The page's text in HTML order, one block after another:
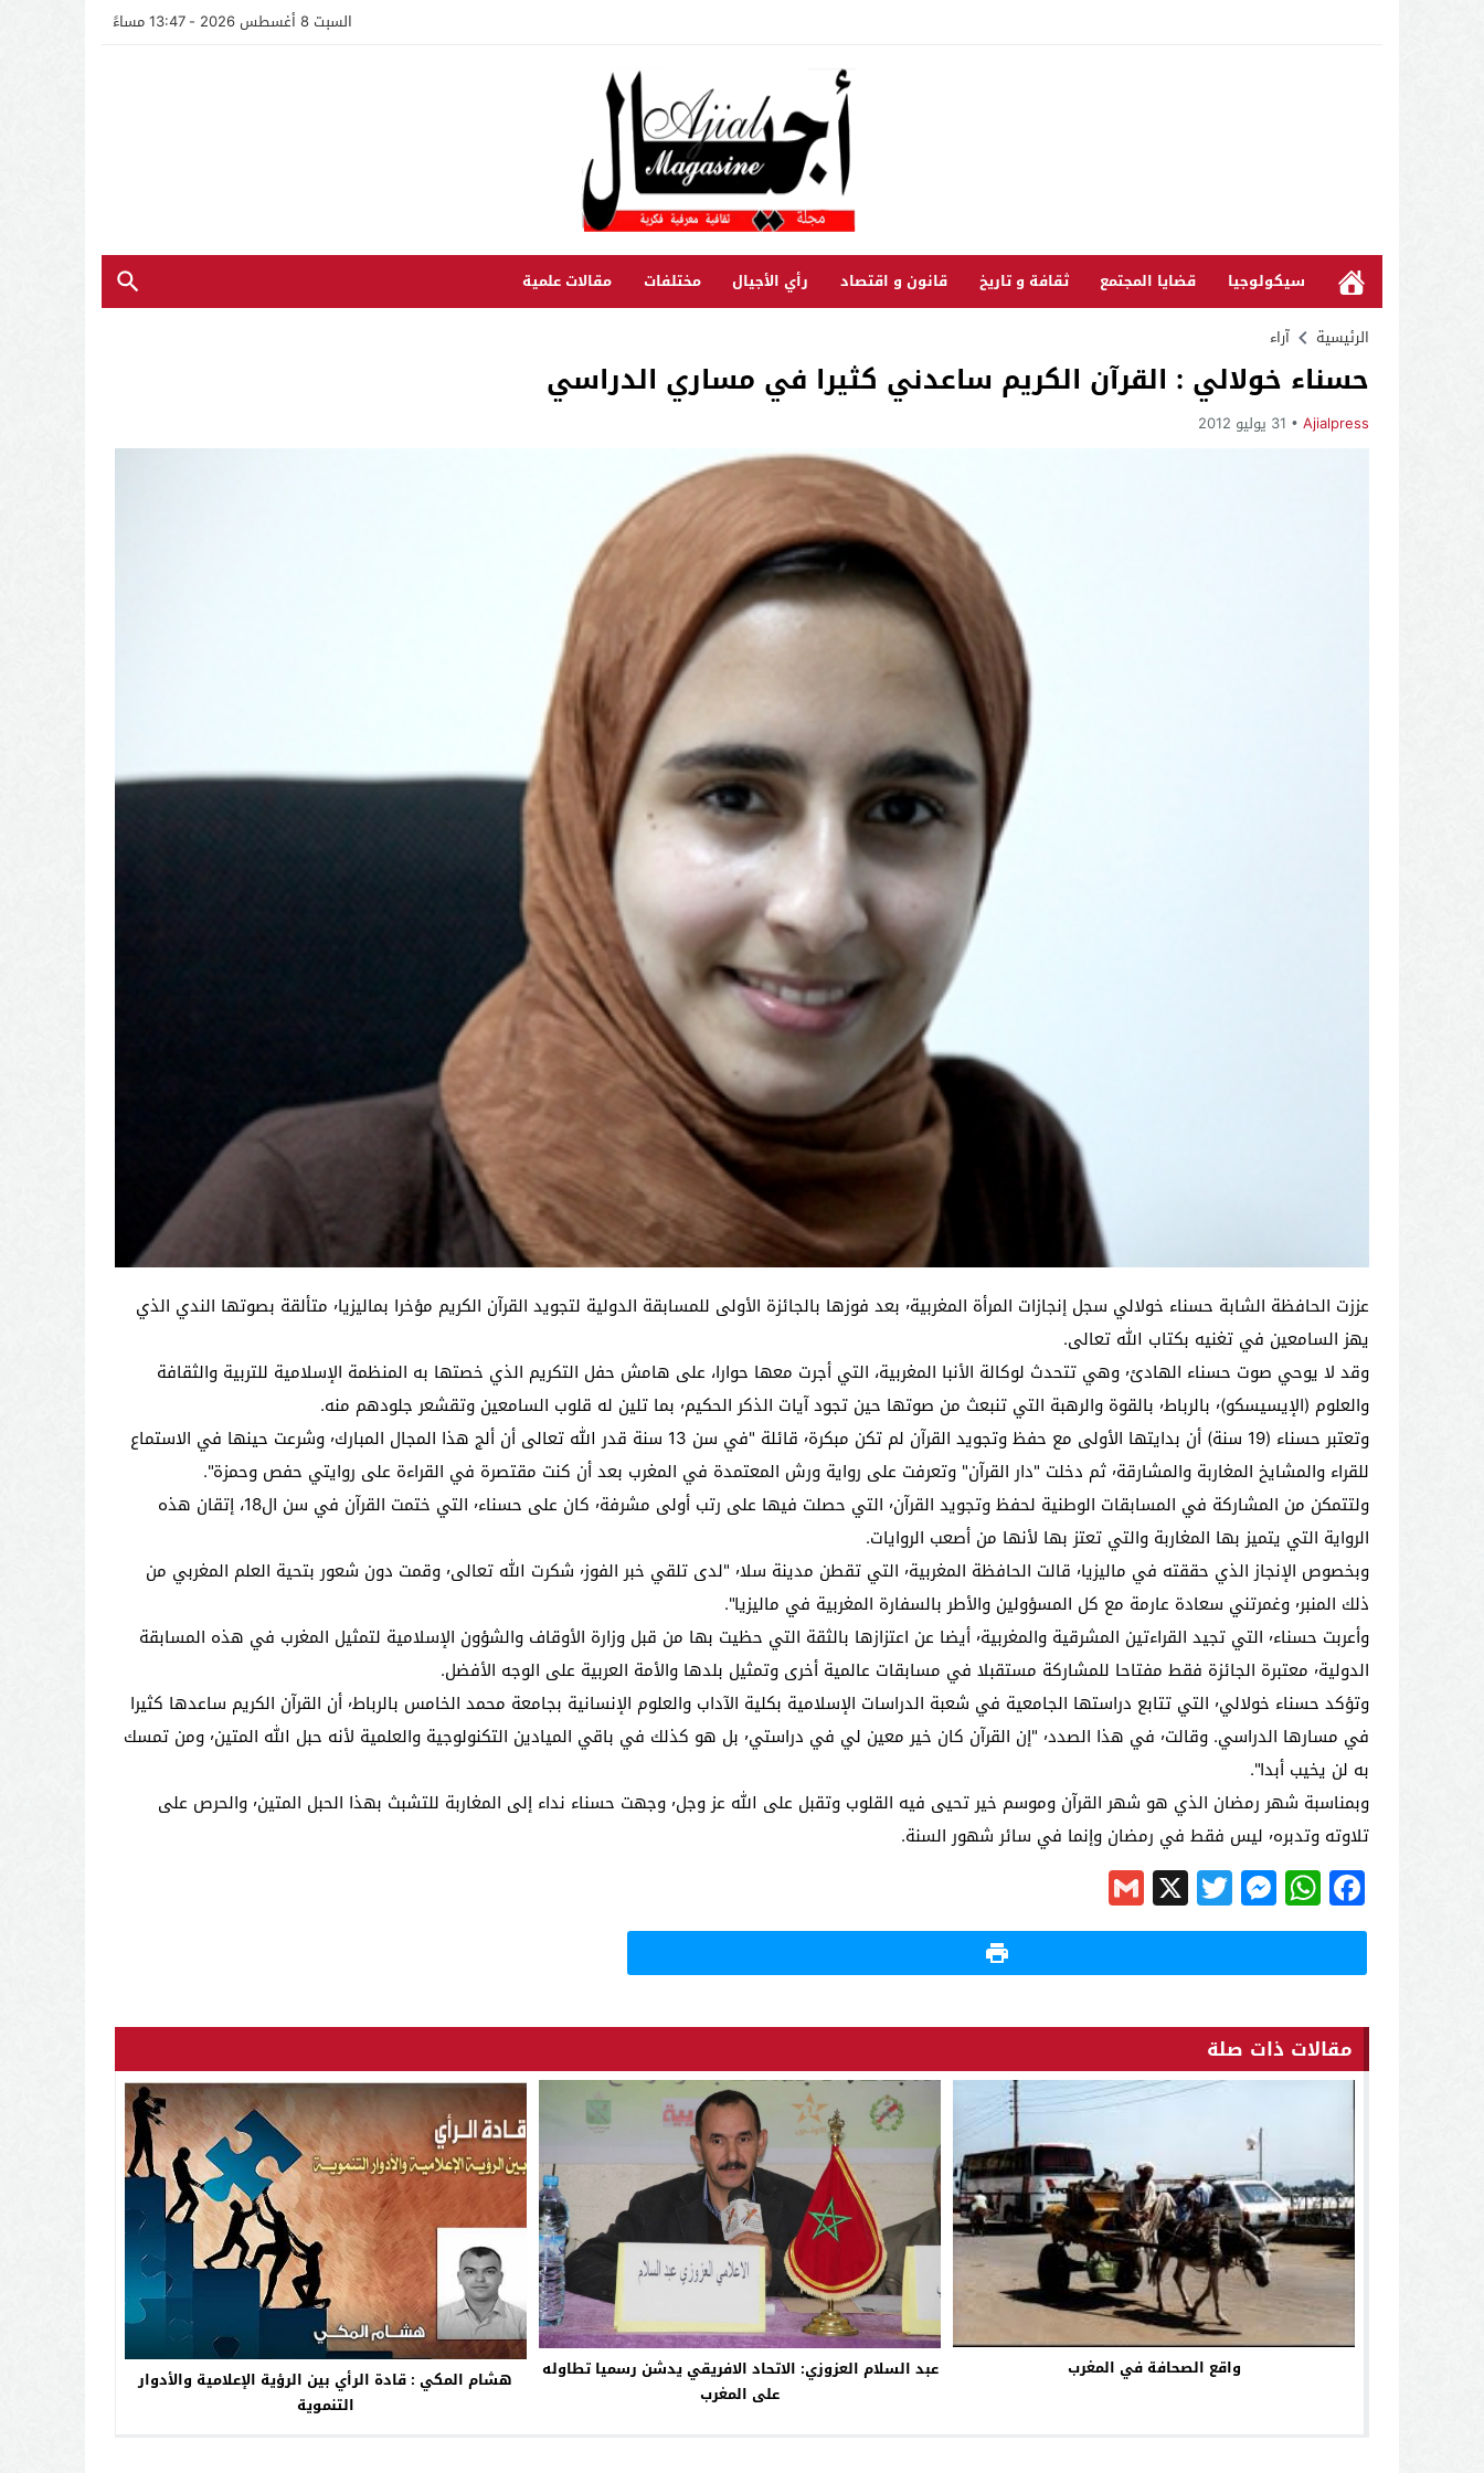
السبت 8 أغسطس 2026 - 13:47 مساءً
سيكولوجيا قضايا المجتمع ثقافة و تاريخ قانون و اقتصاد رأي الأجيال مختلفات مقالات علمية
الرئيسية آراء
حسناء خولالي : القرآن الكريم ساعدني كثيرا في مساري الدراسي
Ajialpress 31 يوليو 2012
عززت الحافظة الشابة حسناء خولالي سجل إنجازات المرأة المغربية٬ بعد فوزها بالجائزة الأولى للمسابقة الدولية لتجويد القرآن الكريم مؤخرا بماليزيا٬ متألقة بصوتها الندي الذي
يهز السامعين في تغنيه بكتاب الله تعالى.
وقد لا يوحي صوت حسناء الهادئ٬ وهي تتحدث لوكالة الأنبا المغربية، التي أجرت معها حوارا، على هامش حفل التكريم الذي خصتها به المنظمة الإسلامية للتربية والثقافة
والعلوم (الإيسيسكو)٬ بالرباط٬ بالقوة والرهبة التي تنبعث من صوتها حين تجود آيات الذكر الحكيم٬ بما تلين له قلوب السامعين وتقشعر جلودهم منه.
وتعتبر حسناء (19 سنة) أن بدايتها الأولى مع حفظ وتجويد القرآن لم تكن مبكرة٬ قائلة "في سن 13 سنة قدر الله تعالى أن ألج هذا المجال المبارك٬ وشرعت حينها في الاستماع
للقراء والمشايخ المغاربة والمشارقة٬ ثم دخلت "دار القرآن" وتعرفت على رواية ورش المعتمدة في المغرب بعد أن كنت مقتصرة في القراءة على روايتي حفص وحمزة".
ولتتمكن من المشاركة في المسابقات الوطنية لحفظ وتجويد القرآن٬ التي حصلت فيها على رتب أولى مشرفة٬ كان على حسناء٬ التي ختمت القرآن في سن ال18، إتقان هذه
الرواية التي يتميز بها المغاربة والتي تعتز بها لأنها من أصعب الروايات.
وبخصوص الإنجاز الذي حققته في ماليزيا٬ قالت الحافظة المغربية٬ التي تقطن مدينة سلا٬ "لدى تلقي خبر الفوز٬ شكرت الله تعالى٬ وقمت دون شعور بتحية العلم المغربي من
ذلك المنبر٬ وغمرتني سعادة عارمة مع كل المسؤولين والأطر بالسفارة المغربية في ماليزيا".
وأعربت حسناء٬ التي تجيد القراءتين المشرقية والمغربية٬ أيضا عن اعتزازها بالثقة التي حظيت بها من قبل وزارة الأوقاف والشؤون الإسلامية لتمثيل المغرب في هذه المسابقة
الدولية٬ معتبرة الجائزة فقط مفتاحا للمشاركة مستقبلا في مسابقات عالمية أخرى وتمثيل بلدها والأمة العربية على الوجه الأفضل.
وتؤكد حسناء خولالي٬ التي تتابع دراستها الجامعية في شعبة الدراسات الإسلامية بكلية الآداب والعلوم الإنسانية بجامعة محمد الخامس بالرباط٬ أن القرآن الكريم ساعدها كثيرا
في مسارها الدراسي. وقالت٬ في هذا الصدد٬ "إن القرآن كان خير معين لي في دراستي٬ بل هو كذلك في باقي الميادين التكنولوجية والعلمية لأنه حبل الله المتين٬ ومن تمسك
به لن يخيب أبدا".
وبمناسبة شهر رمضان الذي هو شهر القرآن وموسم خير تحيى فيه القلوب وتقبل على الله عز وجل٬ وجهت حسناء نداء إلى المغاربة للتشبث بهذا الحبل المتين٬ والحرص على
تلاوته وتدبره٬ ليس فقط في رمضان وإنما في سائر شهور السنة.
Facebook
WhatsApp
Messenger
Twitter
X
Gmail
مقالات ذات صلة
واقع الصحافة في المغرب
عبد السلام العزوزي: الاتحاد الافريقي يدشن رسميا تطاوله
على المغرب
هشام المكي : قادة الرأي بين الرؤية الإعلامية والأدوار
التنموية